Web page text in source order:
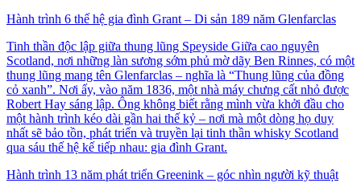
Hành trình 6 thế hệ gia đình Grant – Di sản 189 năm Glenfarclas
Tinh thần độc lập giữa thung lũng Speyside Giữa cao nguyên
Scotland, nơi những làn sương sớm phủ mờ dãy Ben Rinnes, có một
thung lũng mang tên Glenfarclas – nghĩa là “Thung lũng của đồng
cỏ xanh”. Nơi ấy, vào năm 1836, một nhà máy chưng cất nhỏ được
Robert Hay sáng lập. Ông không biết rằng mình vừa khởi đầu cho
một hành trình kéo dài gần hai thế kỷ – nơi mà một dòng họ duy
nhất sẽ bảo tồn, phát triển và truyền lại tinh thần whisky Scotland
qua sáu thế hệ kế tiếp nhau: gia đình Grant.
Hành trình 13 năm phát triển Greenink – góc nhìn người kỹ thuật